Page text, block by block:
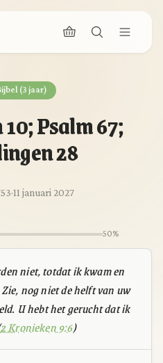
(3 jaar)
Psalm 67;
28
·11 januari 2027
50%
niet, totdat ik kwam en
nog niet de helft van uw
U hebt het gerucht dat ik
2 Kronieken 9:6)